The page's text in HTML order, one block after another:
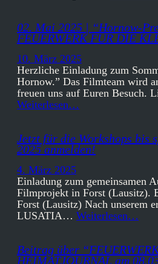
02. Mai 2025 | “Hornow-
FEUERWERK FÜR DIE
10. März 2025
Herzliche Einladung zum
Hornow.” Das Filmteam wird
freuen uns auf Euren Besuch.
Weiterlesen…
Jetzt für die Workshops bis
2025 anmelden!
4. März 2025
Einladung zum gemeinsamen
Filmprojekt in Forst (Lausitz).
Forst (Lausitz) Nach unserem
LUSATIA… Weiterlesen…
Beitrag über
HEIMATJOURNAL am